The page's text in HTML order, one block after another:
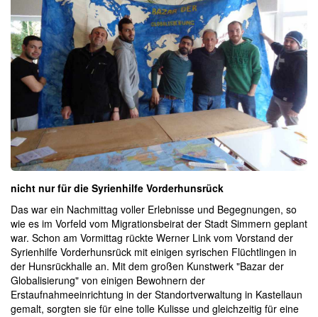
nicht nur für die Syrienhilfe Vorderhunsrück
Das war ein Nachmittag voller Erlebnisse und Begegnungen, so
wie es im Vorfeld vom Migrationsbeirat der Stadt Simmern geplant
war. Schon am Vormittag rückte Werner Link vom Vorstand der
Syrienhilfe Vorderhunsrück mit einigen syrischen Flüchtlingen in
der Hunsrückhalle an. Mit dem großen Kunstwerk "Bazar der
Globalisierung" von einigen Bewohnern der
Erstaufnahmeeinrichtung in der Standortverwaltung in Kastellaun
gemalt, sorgten sie für eine tolle Kulisse und gleichzeitig für eine